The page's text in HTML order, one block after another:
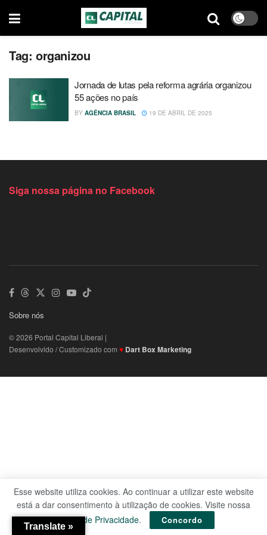
Tag: organizou
Jornada de lutas pela reforma agrária organizou
55 ações no país
BY AGÊNCIA BRASIL 19 DE ABRIL DE 2025
Siga nossa página no Facebook
Sobre nós
© 2026 Portal Capital Liberal |
Desenvolvido / Customizado com ♥ Dart Box Marketing
Translate »
Esse website utiliza cookies. Ao continuar a utilizar este website
está a dar consentimento à utilização de cookies. Visite nossa
Política de Privacidade. Concordo